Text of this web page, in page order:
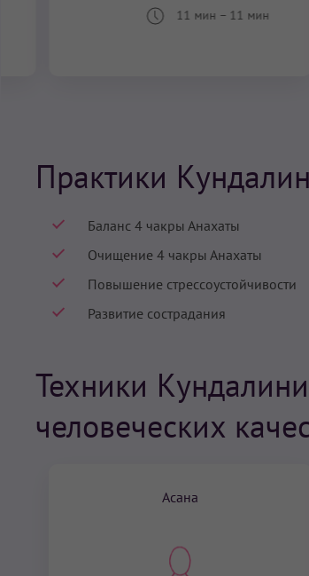
11 мин – 11 мин
Практики
Баланс 4 чакры Анахаты
Очищение 4 чакры Анахаты
Повышение стрессоустойчивости
Развитие сострадания
Техники
человеческих
Асана